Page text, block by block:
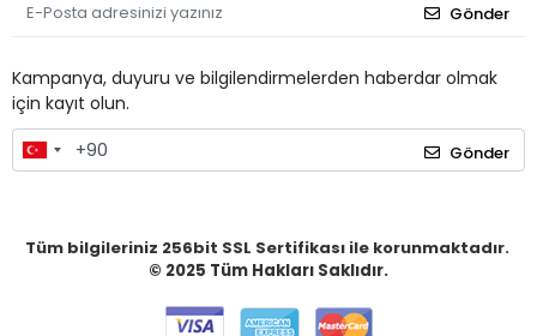
Gönder
Kampanya, duyuru ve bilgilendirmelerden haberdar olmak
için kayıt olun.
Gönder
Tüm bilgileriniz 256bit SSL Sertifikası ile korunmaktadır.
© 2025 Tüm Hakları Saklıdır.